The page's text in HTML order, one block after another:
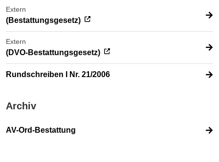
Extern
(Bestattungsgesetz)
Extern
(DVO-Bestattungsgesetz)
Rundschreiben I Nr. 21/2006
Archiv
AV-Ord-Bestattung